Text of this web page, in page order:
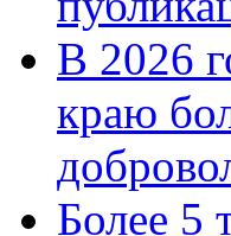
В 2026
краю
Более 5